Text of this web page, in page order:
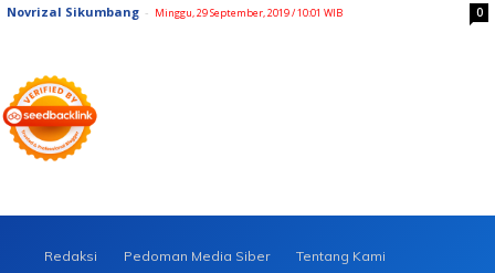
Novrizal Sikumbang - Minggu, 29 September, 2019 / 10:01 WIB 0
Redaksi Pedoman Media Siber
Tentang Kami